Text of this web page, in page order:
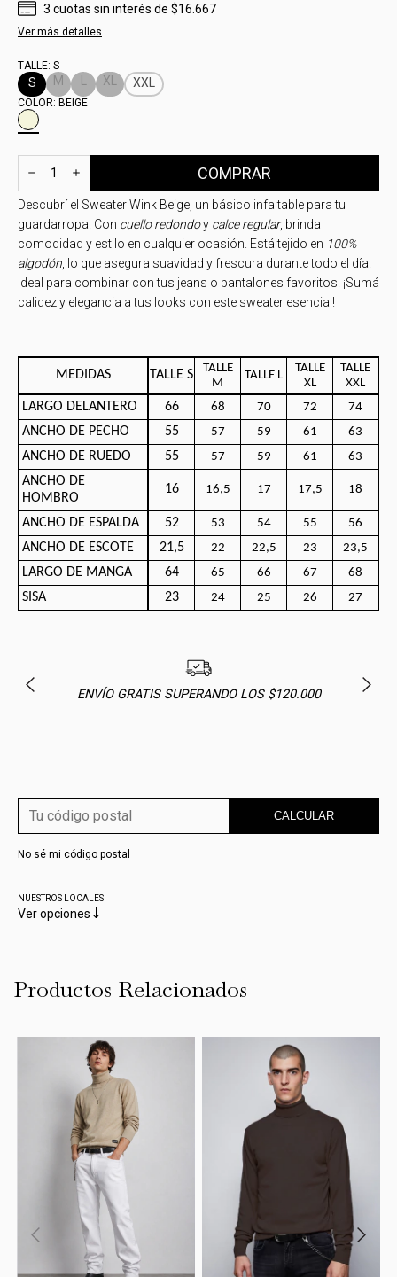
3 cuotas sin interés de $16.667
Ver más detalles
TALLE: S
S M L XL XXL
COLOR: BEIGE
Descubrí el Sweater Wink Beige, un básico infaltable para tu
guardarropa. Con cuello redondoy calce regular, brinda
comodidad y estilo en cualquier ocasión. Está tejido en 100%
algodón , lo que asegura suavidad y frescura durante todo el día.
Ideal para combinar con tus jeans o pantalones favoritos. ¡Sumá
calidez y elegancia a tus looks con este sweater esencial!
MEDIDAS TALLE S
TALLE
M
TALLE L
TALLE
XL
TALLE
XXL
LARGO DELANTERO 66 68 70 72 74
ANCHO DE PECHO 55 57 59 61 63
ANCHO DE RUEDO 55 57 59 61 63
ANCHO DE
HOMBRO
16 16,5 17 17,5 18
ANCHO DE ESPALDA 52 53 54 55 56
ANCHO DE ESCOTE 21,5 22 22,5 23 23,5
LARGO DE MANGA 64 65 66 67 68
SISA 23 24 25 26 27
ENVÍO GRATIS SUPERANDO LOS $120.000
CALCULAR
No sé mi código postal
NUESTROS LOCALES
Ver opciones
Productos Relacionados